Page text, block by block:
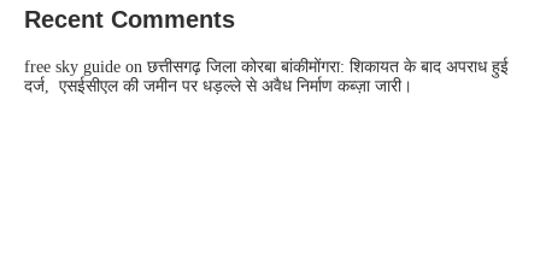
Recent Comments
free sky guide on छत्तीसगढ़ जिला कोरबा बांकीमोंगरा: शिकायत के बाद अपराध हुई
दर्ज, एसईसीएल की जमीन पर धड़ल्ले से अवैध निर्माण कब्ज़ा जारी।